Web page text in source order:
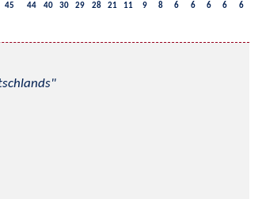
45 44 40 30 29 28 21 11 9 8 6 6 6 6 6